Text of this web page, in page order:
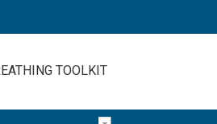
TOOLKIT